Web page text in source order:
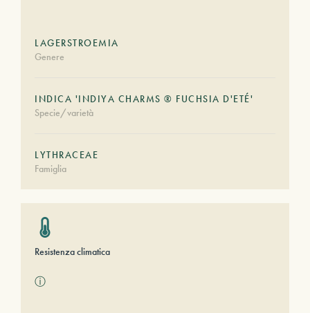
LAGERSTROEMIA
Genere
INDICA 'INDIYA CHARMS ® FUCHSIA D'ETÉ'
Specie/varietà
LYTHRACEAE
Famiglia
Resistenza climatica
ⓘ